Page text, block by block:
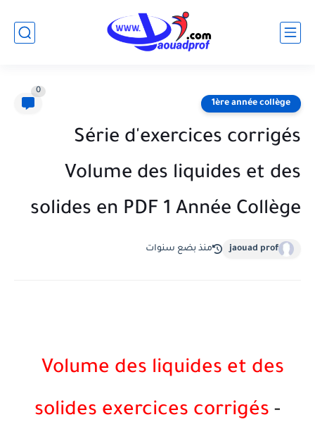
1ère année collège
0
Série d'exercices corrigés
Volume des liquides et des
solides en PDF 1 Année Collège
jaouad prof منذ بضع سنوات
Volume des liquides et des
solides exercices corrigés -